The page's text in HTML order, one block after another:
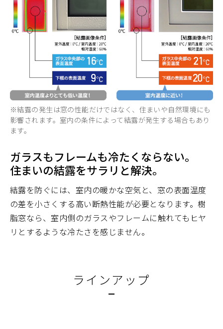
ガラスもフレームも冷たくならない。
住まいの結露をサラリと解決。
結露を防ぐには、室内の暖かな空気と、窓の表面温度
の差を小さくする高い断熱性能が必要となります。樹
脂窓なら、室内側のガラスやフレームに触れてもヒヤ
リとするような冷たさを感じません。
※結露の発生は窓の性能だけではなく、住まいや自然環境にも
影響されます。室内の条件によって結露が発生する場合もあり
ます。
ラインアップ